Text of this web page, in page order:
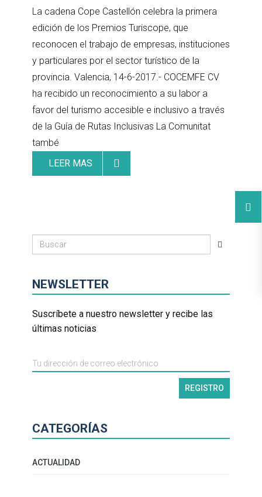
La cadena Cope Castellón celebra la primera
edición de los Premios Turiscope, que
reconocen el trabajo de empresas, instituciones
y particulares por el sector turístico de la
provincia. Valencia, 14-6-2017.- COCEMFE CV
ha recibido un reconocimiento a su labor a
favor del turismo accesible e inclusivo a través
de la Guía de Rutas Inclusivas La Comunitat
també
LEER MAS
NEWSLETTER
Suscríbete a nuestro newsletter y recibe las
últimas noticias
CATEGORÍAS
ACTUALIDAD